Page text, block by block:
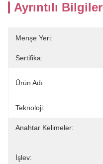
Ayrıntılı Bilgiler
Menşe Yeri:
Sertifika:
Ürün Adı:
Teknoloji:
Anahtar Kelimeler:
İşlev: